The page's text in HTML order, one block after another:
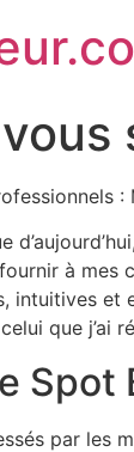
à
intuitives et
que j’ai
Spot
par les